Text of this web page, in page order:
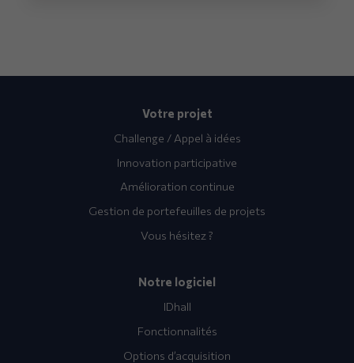
Votre projet
Challenge / Appel à idées
Innovation participative
Amélioration continue
Gestion de portefeuilles de projets
Vous hésitez ?
Notre logiciel
IDhall
Fonctionnalités
Options d’acquisition